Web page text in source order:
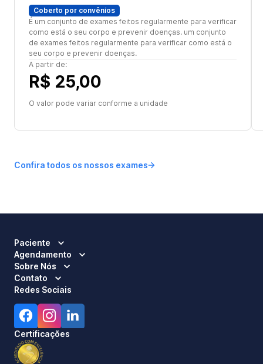
Coberto por convênios
É um conjunto de exames feitos regularmente para verificar
como está o seu corpo e prevenir doenças. um conjunto
de exames feitos regularmente para verificar como está o
seu corpo e prevenir doenças.
A partir de:
R$ 25,00
O valor pode variar conforme a unidade
Confira todos os nossos exames
Paciente
Agendamento
Sobre Nós
Contato
Redes Sociais
Certificações